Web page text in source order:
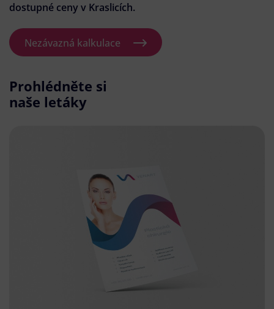
dostupné ceny v Kraslicích.
Nezávazná kalkulace
Prohlédněte si
naše letáky